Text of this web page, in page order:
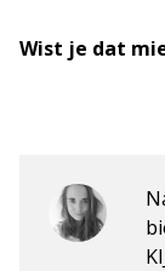
Wist je dat